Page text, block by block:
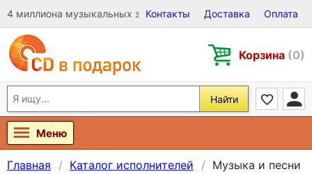
4 миллиона музыкальных записей на Виниле, CD и DVD
Контакты Доставка Оплата
Корзина (0)
Найти
Меню
Главная Каталог исполнителей
Музыка и песни